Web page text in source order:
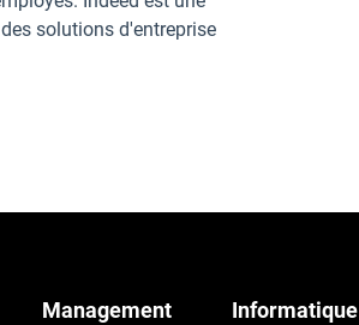
solutions d'entreprise
Management Informatique